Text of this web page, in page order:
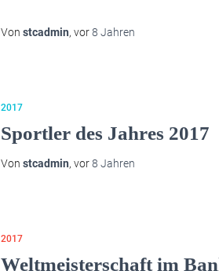
Von stcadmin, vor8 Jahren
2017
Sportler des Jahres 2017
Von stcadmin, vor8 Jahren
2017
Weltmeisterschaft im